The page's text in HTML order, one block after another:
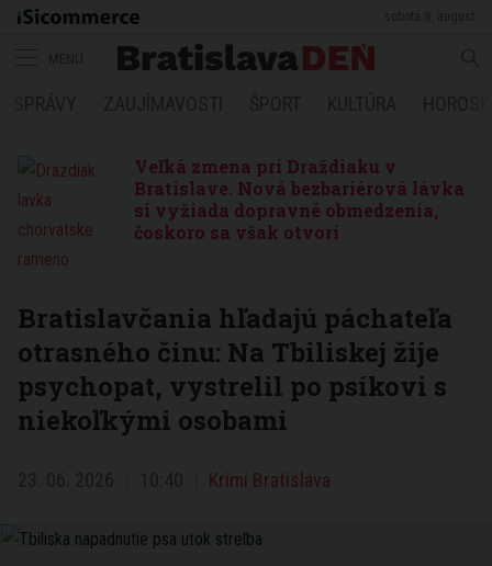
Veľká zmena pri Draždiaku v
Bratislave. Nová bezbariérová lávka
si vyžiada dopravné obmedzenia,
čoskoro sa však otvorí
Bratislavčania hľadajú páchateľa
otrasného činu: Na Tbiliskej žije
psychopat, vystrelil po psíkovi s
niekoľkými osobami
Krimi Bratislava